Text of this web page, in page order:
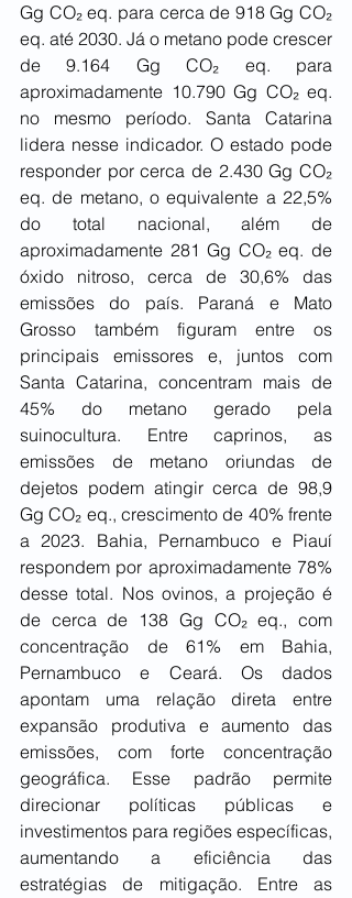
Gg CO₂ eq. para cerca de 918 Gg CO₂
eq. até 2030. Já o metano pode crescer
de 9.164 Gg CO₂ eq. para
aproximadamente 10.790 Gg CO₂ eq.
no mesmo período. Santa Catarina
lidera nesse indicador. O estado pode
responder por cerca de 2.430 Gg CO₂
eq. de metano, o equivalente a 22,5%
do total nacional, além de
aproximadamente 281 Gg CO₂ eq. de
óxido nitroso, cerca de 30,6% das
emissões do país. Paraná e Mato
Grosso também figuram entre os
principais emissores e, juntos com
Santa Catarina, concentram mais de
45% do metano gerado pela
suinocultura. Entre caprinos, as
emissões de metano oriundas de
dejetos podem atingir cerca de 98,9
Gg CO₂ eq., crescimento de 40% frente
a 2023. Bahia, Pernambuco e Piauí
respondem por aproximadamente 78%
desse total. Nos ovinos, a projeção é
de cerca de 138 Gg CO₂ eq., com
concentração de 61% em Bahia,
Pernambuco e Ceará. Os dados
apontam uma relação direta entre
expansão produtiva e aumento das
emissões, com forte concentração
geográfica. Esse padrão permite
direcionar políticas públicas e
investimentos para regiões específicas,
aumentando a eficiência das
estratégias de mitigação. Entre as